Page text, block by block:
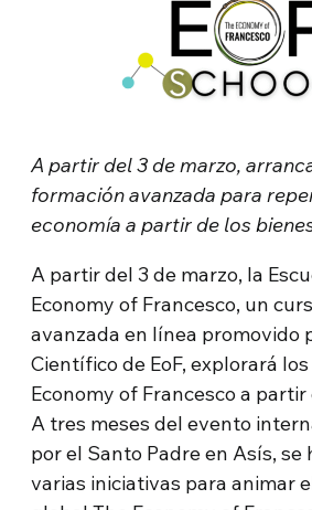
A partir del 3 de marzo,
formación avanzada para
economía a partir de los
A partir del 3 de marzo, la
Economy of Francesco, un
avanzada en línea promovido
Científico de EoF, explorará
Economy of Francesco a
A tres meses del evento
por el Santo Padre en Asís, se
varias iniciativas para animar